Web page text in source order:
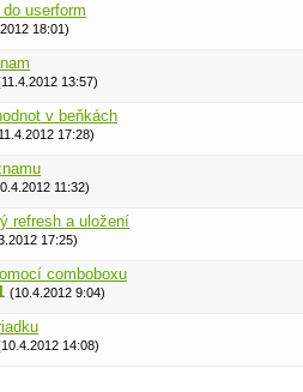
userform
18:01)
13:57)
v beňkách
17:28)
11:32)
refresh a uložení
17:25)
comboboxu
(10.4.2012 9:04)
14:08)